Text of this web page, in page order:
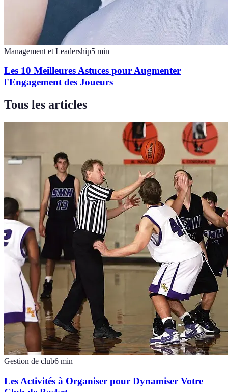
Management et Leadership5 min
Les 10 Meilleures Astuces pour Augmenter
l'Engagement des Joueurs
Tous les articles
Gestion de club6 min
Les Activités à Organiser pour Dynamiser Votre